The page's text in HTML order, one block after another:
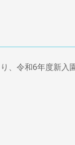
令和6年度新入